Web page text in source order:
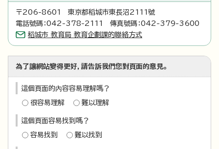
〒206-8601 東京都稻城市東長沼2111號
電話號碼：042-378-2111 傳真號碼：042-379-3600
稻城市 教育局 教育企劃課的聯絡方式
為了讓網站變得更好，請告訴我們您對頁面的意見。
這個頁面的內容容易理解嗎？
很容易理解 難以理解
這個頁面容易找到嗎？
容易找到 難以找到